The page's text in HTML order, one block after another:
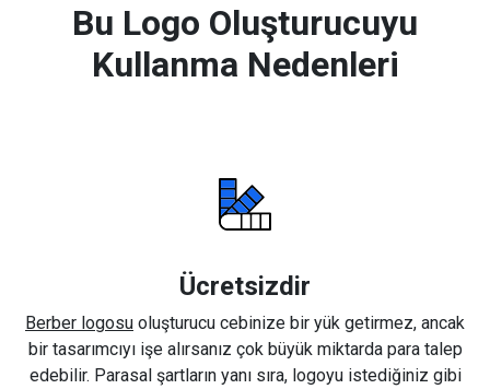
Bu Logo Oluşturucuyu
Kullanma Nedenleri
Ücretsizdir
Berber logosu oluşturucu cebinize bir yük getirmez, ancak
bir tasarımcıyı işe alırsanız çok büyük miktarda para talep
edebilir. Parasal şartların yanı sıra, logoyu istediğiniz gibi